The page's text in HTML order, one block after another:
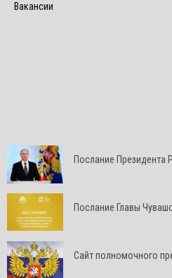
Вакансии
Послание
Послание Главы
Cайт полномочного